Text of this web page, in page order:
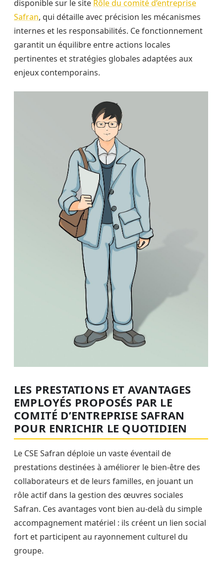
disponible sur le site Rôle du comité d’entreprise
Safran, qui détaille avec précision les mécanismes
internes et les responsabilités. Ce fonctionnement
garantit un équilibre entre actions locales
pertinentes et stratégies globales adaptées aux
enjeux contemporains.
LES PRESTATIONS ET AVANTAGES
EMPLOYÉS PROPOSÉS PAR LE
COMITÉ D’ENTREPRISE SAFRAN
POUR ENRICHIR LE QUOTIDIEN
Le CSE Safran déploie un vaste éventail de
prestations destinées à améliorer le bien-être des
collaborateurs et de leurs familles, en jouant un
rôle actif dans la gestion des œuvres sociales
Safran. Ces avantages vont bien au-delà du simple
accompagnement matériel : ils créent un lien social
fort et participent au rayonnement culturel du
groupe.